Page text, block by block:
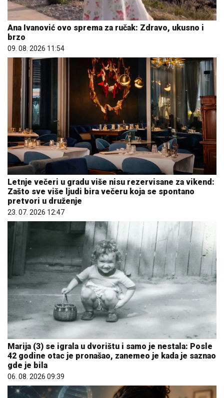
Ana Ivanović ovo sprema za ručak: Zdravo, ukusno i
brzo
09. 08. 2026 11:54
Letnje večeri u gradu više nisu rezervisane za vikend:
Zašto sve više ljudi bira večeru koja se spontano
pretvori u druženje
23. 07. 2026 12:47
Marija (3) se igrala u dvorištu i samo je nestala: Posle
42 godine otac je pronašao, zanemeo je kada je saznao
gde je bila
06. 08. 2026 09:39